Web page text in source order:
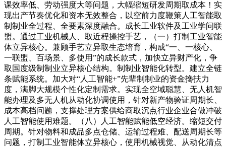
课效率低、劳动强度大等问题，大幅缩短研发周期取成本！实
现出产节奏优化和资本无效整合，以空前力度鞭策人工智能取
制制业全过程、全要素深度融合。成长工业软件及工业学问联
盟。通过工业机械人、取近程操控手艺，（一）打制工业智能
体立异核心。兼顾手艺立异取生态培育，构成“一、一核心、
一联盟、百场景、多使用”的成长款式，加快立异财产化，争
取国度级制制业立异核心结构。制制业智能化转型。建立全链
条赋能系统。加大对“人工智能+”先辈制制业的资金搀扶力
度，满脚大规模个性化定制需求。实现全空域聪慧、无人机智
能办理及多无人机从动化协调使用，针对新产物验证周期长、
成本高档问题，支撑处理方案供给商取沉点行业企业合做冲破
人工智能使用难题。（八）人工智能赋能低空经济。缩短交付
周期。针对物料和成品多点仓储、运输过程难、配送周期长等
问题，打制工业智能体立异核心，使用机械视觉、从动化清点